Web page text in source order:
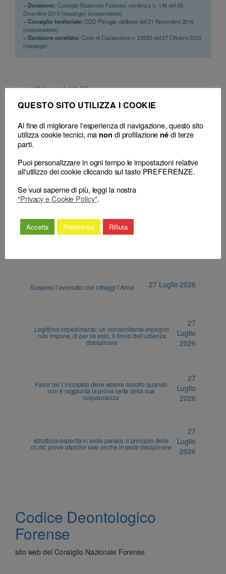
– Decisione: Consiglio Nazionale Forense, sentenza n. 148 del 06
Dicembre 2019(respinge) (sospensione)
– Consiglio territoriale:CDD Perugia, delibera del 21 Novembre 2016
(sospensione)
– Decisione correlata: Corte di Cassazione n. 23593 del 27 Ottobre 2020
(respinge)
cdf (nuovo) art. 37
← La rinuncia all’esposto
del procedimento
disciplinare
retroattivamente, se più
favorevole all’incolpato →
Sospeso l’avvocato che oltraggi l’Arma 27 Luglio 2026
Legittimo impedimento: un concomitante impegno
non impone, di per sè solo, il rinvio dell’udienza
disciplinare
27
Luglio
2026
Favor rei: l’incolpato deve essere assolto quando
non è raggiunta la prova certa della sua
colpevolezza
27
Luglio
2026
Istruttoria esperita in sede penale: il principio delle
cc.dd. prove atipiche vale anche in sede disciplinare
27
Luglio
2026
Codice Deontologico
Forense
sito web del Consiglio Nazionale Forense
QUESTO SITO UTILIZZA I COOKIE
Al fine di migliorare l'esperienza di navigazione, questo sito
utilizza cookie tecnici, ma non di profilazione nédi terze
parti.
Puoi personalizzare in ogni tempo le impostazioni relative
all'utilizzo dei cookie cliccando sul tasto PREFERENZE.
Se vuoi saperne di più, leggi la nostra
"Privacy e Cookie Policy".
Accetta Preferenze Rifiuta